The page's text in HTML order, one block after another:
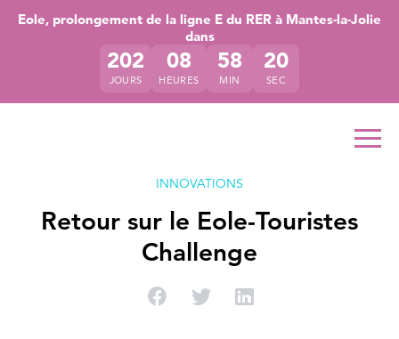
Accéder directement au contenu de la page
Accéder à la navigation principale
Accéder à la recherche
Eole, prolongement de la ligne E du RER à Mantes-la-Jolie
dans
202
JOURS
08
HEURES
58
MIN
20
SEC
INNOVATIONS
Retour sur le Eole-Touristes
Challenge
Partager sur Facebook
Partager sur Twitter